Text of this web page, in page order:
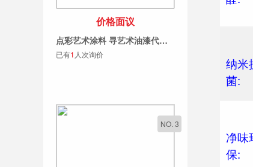
价格面议
点彩艺术涂料 寻艺术油漆代理 创业好项目 招商活动中
已有1 人次询价
NO. 3
超强抗